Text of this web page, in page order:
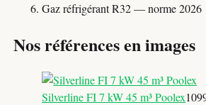
Gaz réfrigérant R32 — norme 2026
Nos références en images
Silverline FI 7 kW 45 m³ Poolex